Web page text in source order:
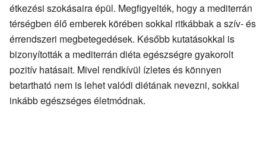
étkezési szokásaira épül. Megfigyelték, hogy a mediterrán
térségben élő emberek körében sokkal ritkábbak a szív- és
érrendszeri megbetegedések. Később kutatásokkal is
bizonyították a mediterrán diéta egészségre gyakorolt
pozitív hatásait. Mivel rendkívül ízletes és könnyen
betartható nem is lehet valódi diétának nevezni, sokkal
inkább egészséges életmódnak.